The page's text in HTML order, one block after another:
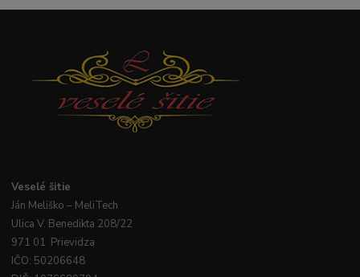
Veselé šitie
Ján Meliško – MeliTech
Ulica V. Benedikta 208/22
971 01 Prievidza
IČO: 50206648